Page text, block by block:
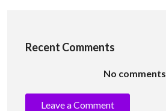
Recent Comments
No comments
Leave a Comment